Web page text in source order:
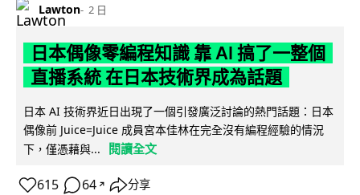
Lawton 2 日
日本偶像零編程知識 靠 AI 搞了一整個
直播系統 在日本技術界成為話題
日本 AI 技術界近日出現了一個引發廣泛討論的熱門話題：日本
偶像前 Juice=Juice 成員宮本佳林在完全沒有編程經驗的情況
下，僅憑藉與...
閱讀全文
615 64 ↗ 分享